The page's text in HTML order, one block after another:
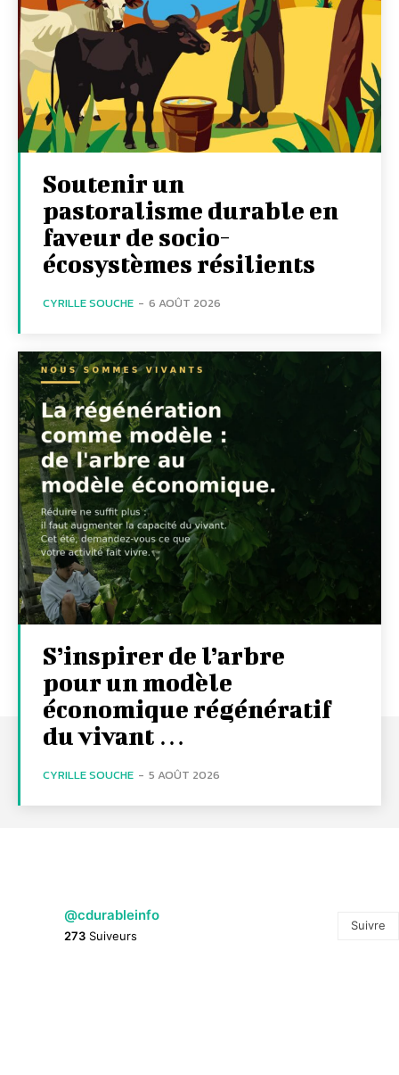
Soutenir un
pastoralisme durable en
faveur de socio-
écosystèmes résilients
CYRILLE SOUCHE - 6 AOÛT 2026
S’inspirer de l’arbre
pour un modèle
économique régénératif
du vivant …
CYRILLE SOUCHE - 5 AOÛT 2026
@cdurableinfo
273 Suiveurs
Suivre